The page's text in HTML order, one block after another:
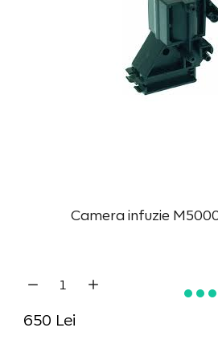
Camera infuzie
650 Lei